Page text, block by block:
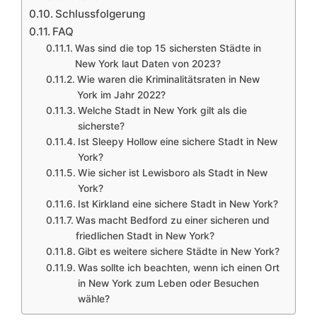
Schlussfolgerung
FAQ
Was sind die top 15 sichersten Städte in
New York laut Daten von 2023?
Wie waren die Kriminalitätsraten in New
York im Jahr 2022?
Welche Stadt in New York gilt als die
sicherste?
Ist Sleepy Hollow eine sichere Stadt in New
York?
Wie sicher ist Lewisboro als Stadt in New
York?
Ist Kirkland eine sichere Stadt in New York?
Was macht Bedford zu einer sicheren und
friedlichen Stadt in New York?
Gibt es weitere sichere Städte in New York?
Was sollte ich beachten, wenn ich einen Ort
in New York zum Leben oder Besuchen
wähle?